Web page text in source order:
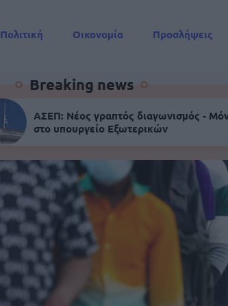
Πολιτική Οικονομία
Προσλήψεις
Breaking news
ΑΣΕΠ: Νέος γραπτός διαγωνισμός -
στο υπουργείο Εξωτερικών